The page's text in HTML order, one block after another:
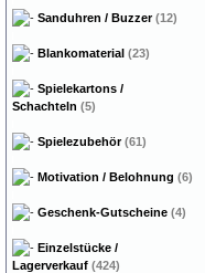
Sanduhren / Buzzer(12)
Blankomaterial (23)
Spielekartons /
Schachteln (5)
Spielezubehör(61)
Motivation / Belohnung (6)
Geschenk-Gutscheine (4)
Einzelstücke /
Lagerverkauf (424)